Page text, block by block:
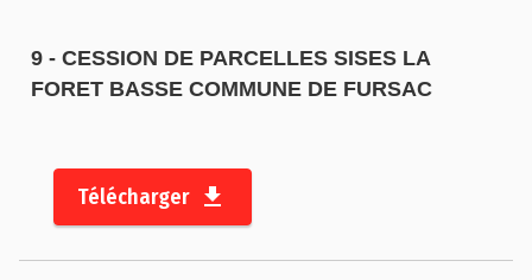
9 - CESSION DE PARCELLES SISES LA
FORET BASSE COMMUNE DE FURSAC
Télécharger